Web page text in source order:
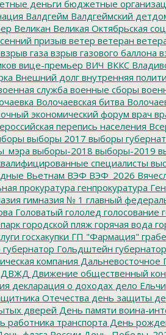
деньги бюджетные
Валдгейм Валдгеймский
Великан Великая Октябрьская
призыв ветер ветеран
взрыв газа взрыв газового баллона
вице-премьер ВИЧ ВККС
Внешний долг внутренняя
служба военные сборы
Волочаевская битва
экономический форум врач
перепись населения
выборы 2017 выборы
выборы-2018 выборы-2019
специалисты
Вьетнам ВЭФ ВЭФ_2026
прокуратура генпрокуратура
гимназия № 1 главный
Головатый гололед голосование
городской пляж горячая вода
госхакупки ГП "Фармация"
губернатор Гольдштейн
компания Дальневосточное
ДВЖД Движение общественный
декларация о доходах дело
Отечества день защиты
дверей День памяти воина-
работника транспорта День